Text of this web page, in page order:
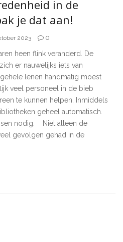
in de
je dat aan!
2023 0
heen flink veranderd. De
er nauwelijks iets van
lenen handmatig moest
veel personeel in de bieb
te kunnen helpen. Inmiddels
geheel automatisch.
nodig. Niet alleen de
gevolgen gehad in de